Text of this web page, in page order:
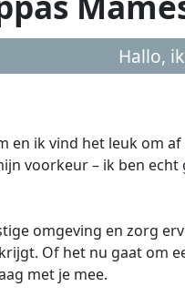
Hallo,
en ik vind het leuk om
voorkeur – ik ben
omgeving en zorg
Of het nu gaat om
met je mee.